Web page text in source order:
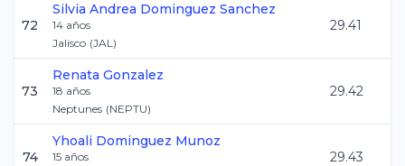
72
Silvia Andrea Dominguez Sanchez
14 años
Jalisco (JAL)
29.41
73
Renata Gonzalez
18 años
Neptunes (NEPTU)
29.42
74
Yhoali Dominguez Munoz
15 años
29.43